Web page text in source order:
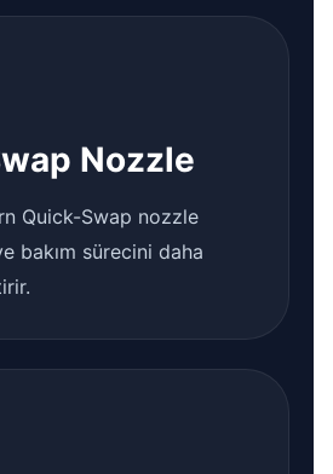
Nozzle
Quick-Swap nozzle
bakım sürecini daha